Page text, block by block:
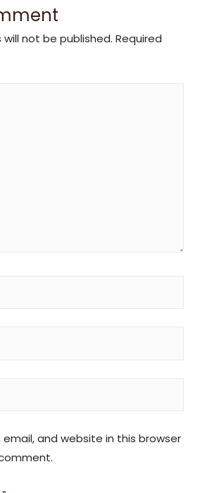
not be published. Required
email, and website in this browser